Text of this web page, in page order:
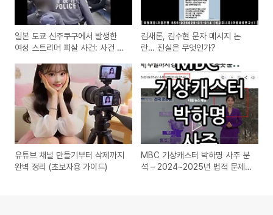
일본 도쿄 신주쿠구에서 발생한
여성 스트리머 피살 사건: 사건 개
김새론, 김수현 문자 메시지 논
란… 진실은 무엇인가?
유튜브 채널 만들기부터 삭제까지
완벽 정리 (초보자용 가이드)
MBC 기상캐스터 박하명 사주 분
석 – 2024~2025년 법적 문제